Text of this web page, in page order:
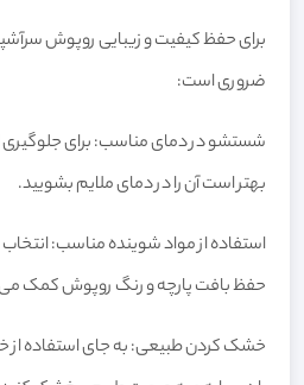
برای حفظ کیفیت و زیبایی روپوش
ضروری است:
شستشو در دمای مناسب: برای جلوگیری
بهتر است آن را در دمای ملایم بشویید.
استفاده از مواد شوینده مناسب: انتخاب
حفظ بافت پارچه و رنگ روپوش کمک
خشک کردن طبیعی: به جای استفاده